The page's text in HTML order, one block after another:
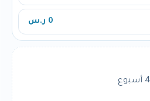
0 ر.س